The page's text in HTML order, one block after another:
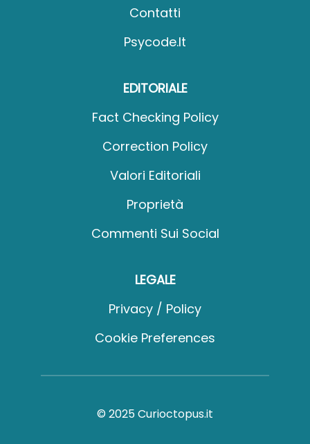
Contatti
Psycode.it
EDITORIALE
Fact Checking Policy
Correction Policy
Valori Editoriali
Proprietà
Commenti Sui Social
LEGALE
Privacy / Policy
Cookie Preferences
© 2025 Curioctopus.it